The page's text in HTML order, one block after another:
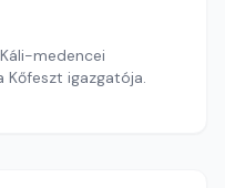
medencei
Kőfeszt igazgatója.